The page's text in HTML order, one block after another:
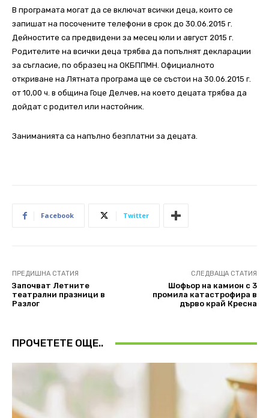
В програмата могат да се включат всички деца, които се
запишат на посочените телефони в срок до 30.06.2015 г.
Дейностите са предвидени за месец юли и август 2015 г.
Родителите на всички деца трябва да попълнят декларации
за съгласие, по образец на ОКБППМН. Официалното
откриване на Лятната програма ще се състои на 30.06.2015 г.
от 10,00 ч. в община Гоце Делчев, на което децата трябва да
дойдат с родител или настойник.
Заниманията са напълно безплатни за децата.
Facebook Twitter
ПРЕДИШНА СТАТИЯ
Започват Летните
театрални празници в
Разлог
СЛЕДВАЩА СТАТИЯ
Шофьор на камион с 3
промила катастрофира в
дърво край Кресна
ПРОЧЕТЕТЕ ОЩЕ..